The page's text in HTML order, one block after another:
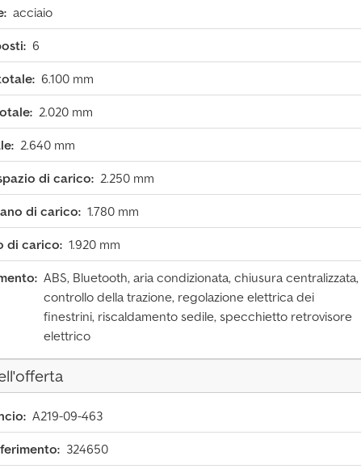
acciaio
6
6.100 mm
2.020 mm
2.640 mm
di carico: 2.250 mm
di carico: 1.780 mm
di carico: 1.920 mm
ABS, Bluetooth, aria condizionata, chiusura centralizzata,
controllo della trazione, regolazione elettrica dei
finestrini, riscaldamento sedile, specchietto retrovisore
elettrico
A219-09-463
324650